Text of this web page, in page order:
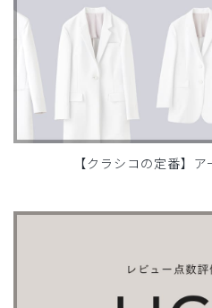
【クラシコの定番】